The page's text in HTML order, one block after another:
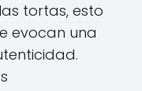
tortas, esto
evocan una